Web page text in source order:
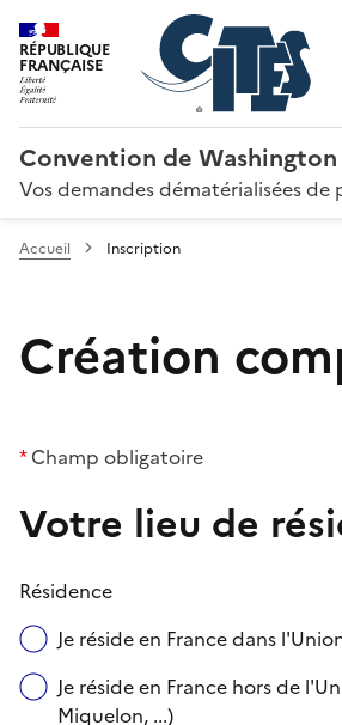
RÉPUBLIQUE
FRANÇAISE
Convention de Washington
Vos demandes dématérialisées
Accueil Inscription
Création
*Champ obligatoire
Votre lieu de
Résidence
Je réside en France dans
Je réside en France hors de
Miquelon, ...)